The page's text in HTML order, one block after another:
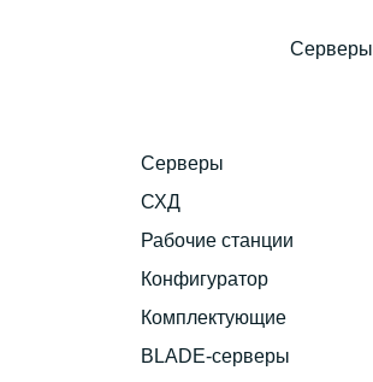
Серверы
Серверы
СХД
Рабочие станции
Конфигуратор
Комплектующие
BLADE-серверы